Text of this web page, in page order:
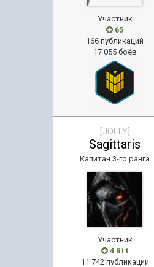
Участник
65
166 публикаций
17 055 боёв
[JOLLY]
Sagittaris
Капитан 3-го ранга
Участник
4 811
11 742 публикации